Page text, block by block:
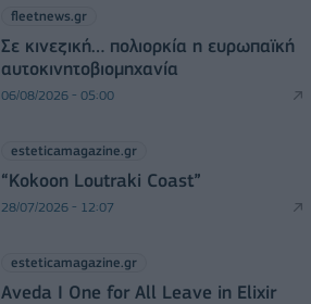
fleetnews.gr
Σε κινεζική… πολιορκία η ευρωπαϊκή
αυτοκινητοβιομηχανία
06/08/2026 - 05:00
esteticamagazine.gr
“Kokoon Loutraki Coast”
28/07/2026 - 12:07
esteticamagazine.gr
Aveda I One for All Leave in Elixir